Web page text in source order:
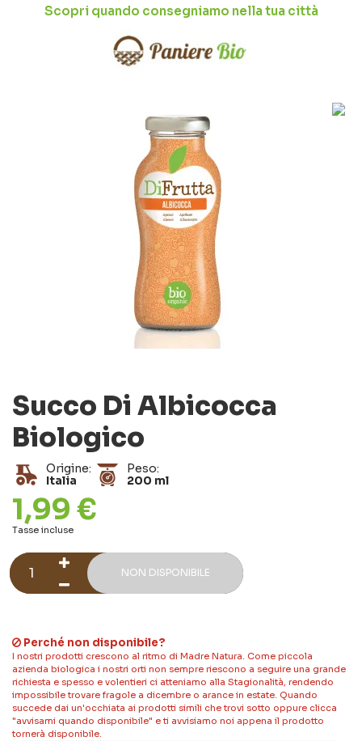
Scopri quando consegniamo nella tua città
Succo Di Albicocca
Biologico
Origine:
Italia
Peso:
200 ml
1,99 €
Tasse incluse
NON DISPONIBILE
Perché non disponibile?
I nostri prodotti crescono al ritmo di Madre Natura. Come piccola
azienda biologica i nostri orti non sempre riescono a seguire una grande
richiesta e spesso e volentieri ci atteniamo alla Stagionalità, rendendo
impossibile trovare fragole a dicembre o arance in estate. Quando
succede dai un'occhiata ai prodotti simili che trovi sotto oppure clicca
"avvisami quando disponibile" e ti avvisiamo noi appena il prodotto
tornerà disponibile.